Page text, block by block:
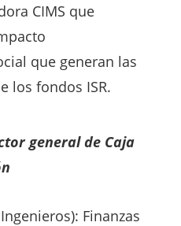
CIMS que
que generan las
los fondos ISR.
general de Caja
Finanzas